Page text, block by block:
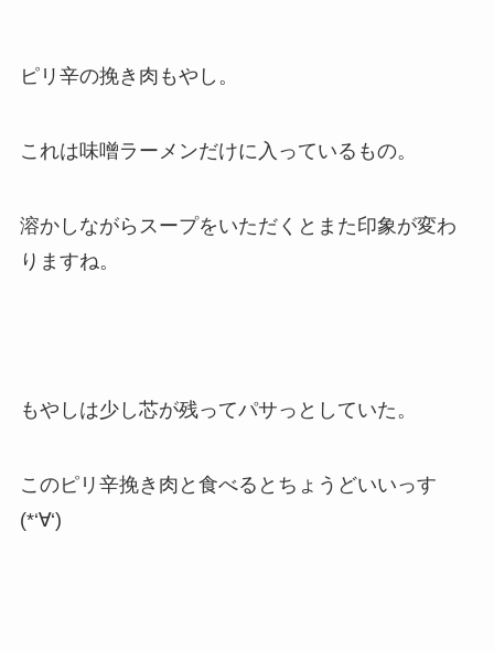
ピリ辛の挽き肉もやし。
これは味噌ラーメンだけに入っているもの。
溶かしながらスープをいただくとまた印象が変わ
りますね。
もやしは少し芯が残ってパサっとしていた。
このピリ辛挽き肉と食べるとちょうどいいっす
(*‘∀‘)